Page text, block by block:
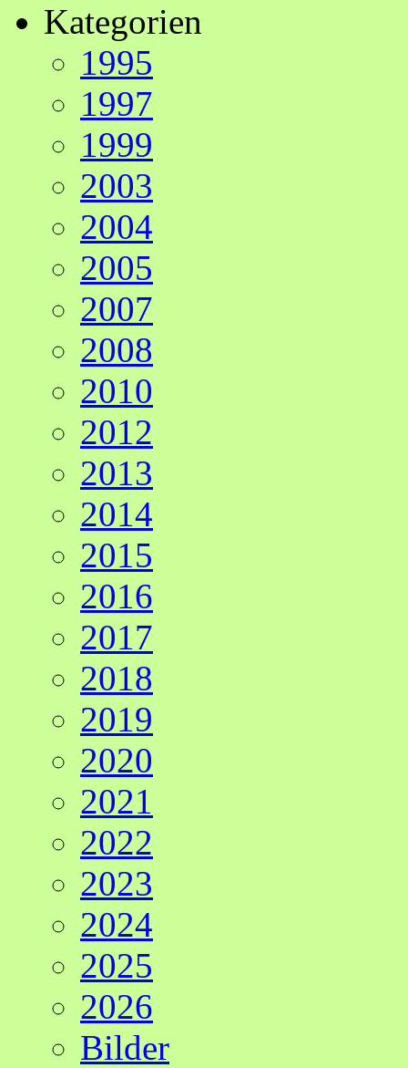
Kategorien
1995
1997
1999
2003
2004
2005
2007
2008
2010
2012
2013
2014
2015
2016
2017
2018
2019
2020
2021
2022
2023
2024
2025
2026
Bilder